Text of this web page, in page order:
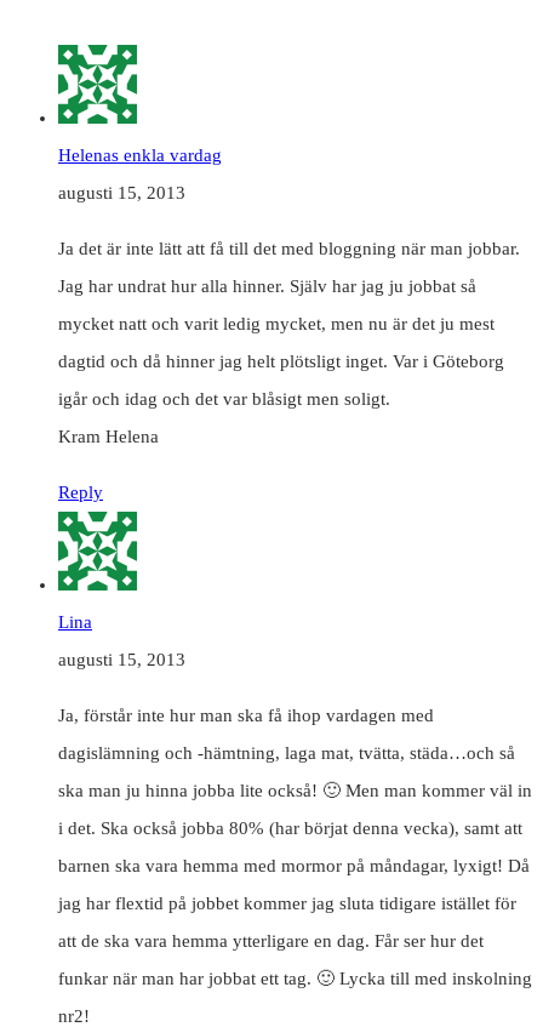
Helenas enkla vardag
augusti 15, 2013
Ja det är inte lätt att få till det med bloggning när man jobbar.
Jag har undrat hur alla hinner. Själv har jag ju jobbat så
mycket natt och varit ledig mycket, men nu är det ju mest
dagtid och då hinner jag helt plötsligt inget. Var i Göteborg
igår och idag och det var blåsigt men soligt.
Kram Helena
Reply
Lina
augusti 15, 2013
Ja, förstår inte hur man ska få ihop vardagen med
dagislämning och -hämtning, laga mat, tvätta, städa…och så
ska man ju hinna jobba lite också! 🙂 Men man kommer väl in
i det. Ska också jobba 80% (har börjat denna vecka), samt att
barnen ska vara hemma med mormor på måndagar, lyxigt! Då
jag har flextid på jobbet kommer jag sluta tidigare istället för
att de ska vara hemma ytterligare en dag. Får ser hur det
funkar när man har jobbat ett tag. 🙂 Lycka till med inskolning
nr2!